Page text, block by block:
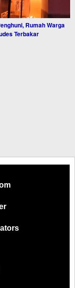
Rumah Warga
Terbakar